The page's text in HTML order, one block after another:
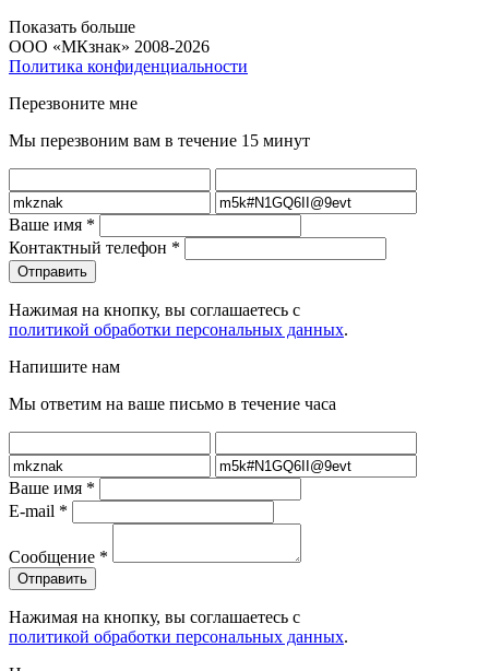
Показать больше
ООО «МКзнак» 2008-2026
Политика конфиденциальности
Перезвоните мне
Мы перезвоним вам в течение 15 минут
Ваше имя *
Контактный телефон *
Нажимая на кнопку, вы соглашаетесь с
политикой обработки персональных данных.
Напишите нам
Мы ответим на ваше письмо в течение часа
Ваше имя *
E-mail *
Сообщение *
Нажимая на кнопку, вы соглашаетесь с
политикой обработки персональных данных.